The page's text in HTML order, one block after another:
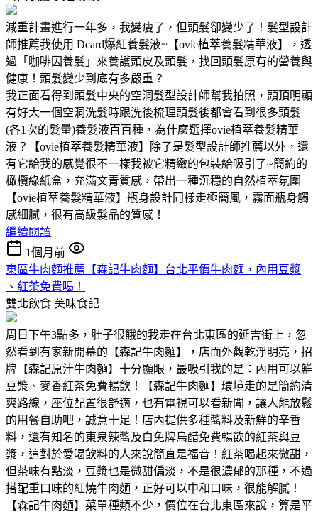
減重計畫進行一年多，我變瘦了，但頭髮卻變少了！髮型設計
師推薦我使用 Dcard爆紅養髮液~【ovie植萃養髮精華液】，透
過「咖啡因養髮」來養護頭皮及頭髮，找回頭髮原有的營養與
健康！頭髮變少到底有多嚴重？
我正面看得到頭髮中央的空洞髮型設計師幫我拍照，頭頂明顯
有好大一個空洞洗髮時跟洗後梳理頭髮後都會看到很多頭髮
(各1次的髮量)養髮液百百種，為什麼選擇ovie植萃養髮精華
液？【ovie植萃養髮精華液】除了是髮型設計師推薦以外，還
有它給我的感覺很不一樣我被它精緻的包裝給吸引了~簡約的
橄欖綠紙盒，充滿文青質感，帶出一種沉穩的自然植萃氛圍
【ovie植萃養髮精華液】瓶身設計同樣走極簡風，霧面瓶身觸
感細膩，很有高級髮品的質感！
繼續閱讀
1個月前
東區牛肉麵推薦【森記牛肉麵】台北平價牛肉麵，內用豆漿
、紅茶免費喝！
雙北飲食 美味食記
周日下午3點多，肚子很餓的我走在台北東區的延吉街上，忽
然看到有家新開幕的【森記牛肉麵】，店面外觀乾淨明亮，招
牌【森記原汁牛肉麵】十分顯眼，最吸引我的是：內用可以鮮
豆漿、麥香紅茶免費暢飲！【森記牛肉麵】環境走的是簡約清
爽路線，座位配置很舒適，也有電視可以看新聞，讓人能放鬆
的用餐自助吧，誠意十足！店內提供多種醬料及新鮮的辛香
料，還有知名的東泉辣醬及白免牌烏醋免費暢飲的紅茶與豆
漿，這對於愛喝飲料的人來說簡直是福音！紅茶喝起來微甜，
但茶味有點淡，豆漿也是微甜偏淡，不是很濃郁的那種，不過
搭配重口味的紅燒牛肉麵，正好可以中和口味，很能解膩！
【森記牛肉麵】菜單種類不少，價位在台北東區來說，算是平